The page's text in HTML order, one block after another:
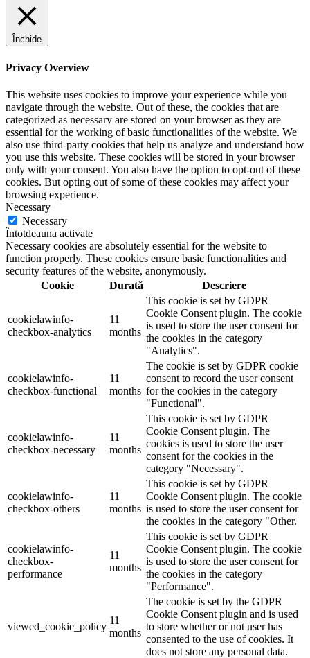
Închide
Privacy Overview
This website uses cookies to improve your experience while you
navigate through the website. Out of these, the cookies that are
categorized as necessary are stored on your browser as they are
essential for the working of basic functionalities of the website. We
also use third-party cookies that help us analyze and understand how
you use this website. These cookies will be stored in your browser
only with your consent. You also have the option to opt-out of these
cookies. But opting out of some of these cookies may affect your
browsing experience.
Necessary
Necessary
Întotdeauna activate
Necessary cookies are absolutely essential for the website to
function properly. These cookies ensure basic functionalities and
security features of the website, anonymously.
Cookie
Durată Descriere
cookielawinfo-
checkbox-analytics
11
months
This cookie is set by GDPR
Cookie Consent plugin. The cookie
is used to store the user consent for
the cookies in the category
"Analytics".
cookielawinfo-
checkbox-functional
11
months
The cookie is set by GDPR cookie
consent to record the user consent
for the cookies in the category
"Functional".
cookielawinfo-
checkbox-necessary
11
months
This cookie is set by GDPR
Cookie Consent plugin. The
cookies is used to store the user
consent for the cookies in the
category "Necessary".
cookielawinfo-
checkbox-others
11
months
This cookie is set by GDPR
Cookie Consent plugin. The cookie
is used to store the user consent for
the cookies in the category "Other.
cookielawinfo-
checkbox-
performance
11
months
This cookie is set by GDPR
Cookie Consent plugin. The cookie
is used to store the user consent for
the cookies in the category
"Performance".
viewed_cookie_policy
11
months
The cookie is set by the GDPR
Cookie Consent plugin and is used
to store whether or not user has
consented to the use of cookies. It
does not store any personal data.